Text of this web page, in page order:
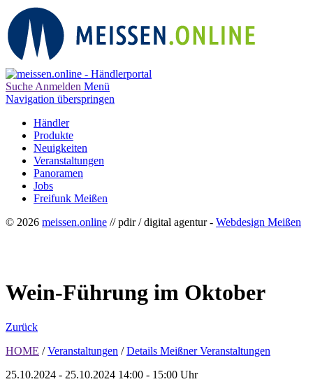
Suche Anmelden Menü
Navigation überspringen
Händler
Produkte
Neuigkeiten
Veranstaltungen
Panoramen
Jobs
Freifunk Meißen
© 2026 meissen.online // pdir / digital agentur - Webdesign Meißen
Wein-Führung im Oktober
Zurück
HOME / Veranstaltungen / Details Meißner Veranstaltungen
25.10.2024 - 25.10.2024 14:00 - 15:00 Uhr